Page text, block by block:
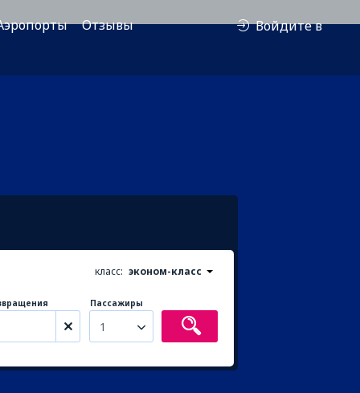
Отзывы Войдите в
класс: эконом-класс
Пассажиры
1